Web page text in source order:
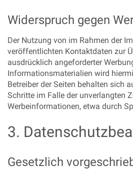
Widerspruch gegen
Der Nutzung von im Rahmen der
veröffentlichten Kontaktdaten zur
ausdrücklich angeforderter
Informationsmaterialien wird
Betreiber der Seiten behalten sich
Schritte im Falle der unverlangten
Werbeinformationen, etwa durch
3.
Gesetzlich